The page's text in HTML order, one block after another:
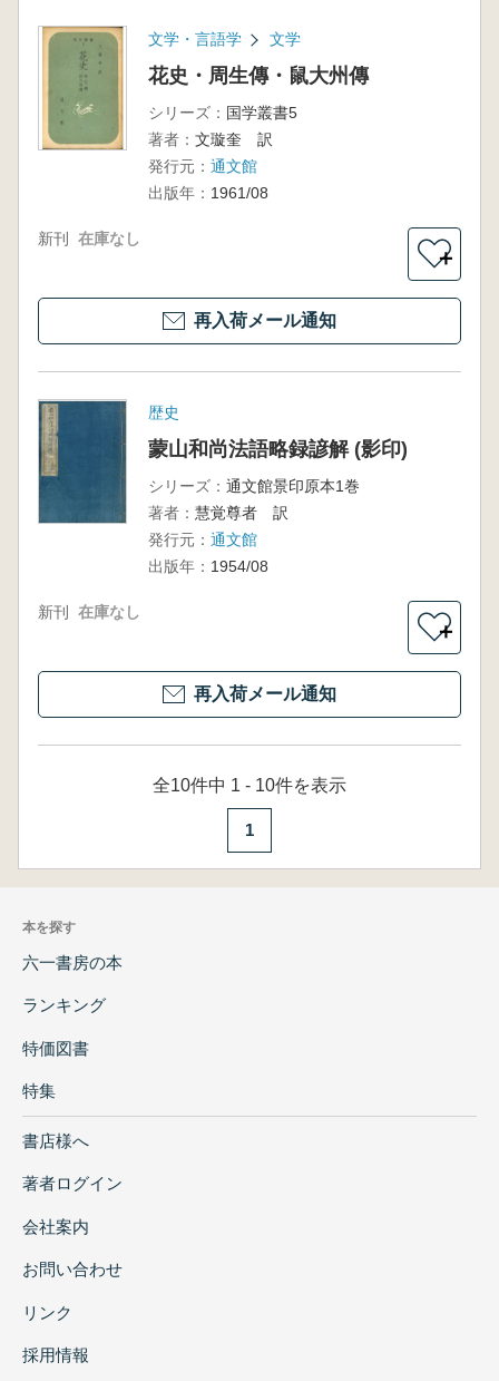
文学・言語学 文学
花史・周生傳・鼠大州傳
シリーズ： 国学叢書5
著者： 文璇奎 訳
発行元： 通文館
出版年： 1961/08
新刊 在庫なし
＋
再入荷メール通知
歴史
蒙山和尚法語略録諺解 (影印)
シリーズ： 通文館景印原本1巻
著者： 慧覚尊者 訳
発行元： 通文館
出版年： 1954/08
新刊 在庫なし
＋
再入荷メール通知
全10件中 1 - 10件を表示
1
本を探す
六一書房の本
ランキング
特価図書
特集
書店様へ
著者ログイン
会社案内
お問い合わせ
リンク
採用情報